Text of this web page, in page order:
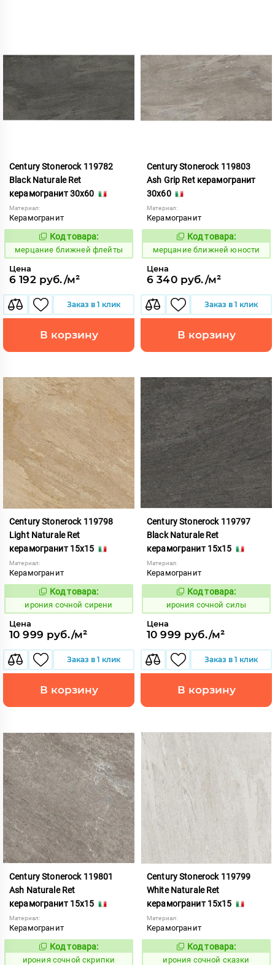
Century Stonerock 119782
Black Naturale Ret
керамогранит 30x60
Материал:
Керамогранит
969491
Код товара:
мерцание ближней флейты
Цена
6 192 руб./м²
Заказ в 1 клик
В корзину
Century Stonerock 119803
Ash Grip Ret керамогранит
30x60
Материал:
Керамогранит
969498
Код товара:
мерцание ближней юности
Цена
6 340 руб./м²
Заказ в 1 клик
В корзину
Century Stonerock 119798
Light Naturale Ret
керамогранит 15x15
Материал:
Керамогранит
1105714
Код товара:
ирония сочной сирени
Цена
10 999 руб./м²
Заказ в 1 клик
В корзину
Century Stonerock 119797
Black Naturale Ret
керамогранит 15x15
Материал:
Керамогранит
1105713
Код товара:
ирония сочной силы
Цена
10 999 руб./м²
Заказ в 1 клик
В корзину
Century Stonerock 119801
Ash Naturale Ret
керамогранит 15x15
Материал:
Керамогранит
1105717
Код товара:
ирония сочной скрипки
Century Stonerock 119799
White Naturale Ret
керамогранит 15x15
Материал:
Керамогранит
1105715
Код товара:
ирония сочной сказки